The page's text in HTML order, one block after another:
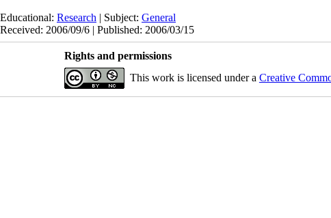
Educational: Research | Subject: General
Received: 2006/09/6 | Published: 2006/03/15
Rights and permissions
This work is licensed under a Creative